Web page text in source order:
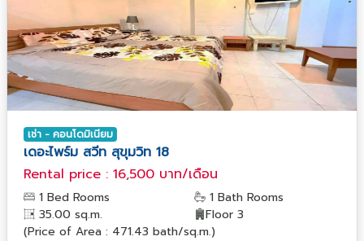
เช่า - คอนโดมิเนียม
เดอะไพร์ม สวีท สุขุมวิท 18
Rental price : 16,500 บาท/เดือน
1 Bed Rooms
1 Bath Rooms
35.00 sq.m.
Floor 3
(Price of Area : 471.43 bath/sq.m.)